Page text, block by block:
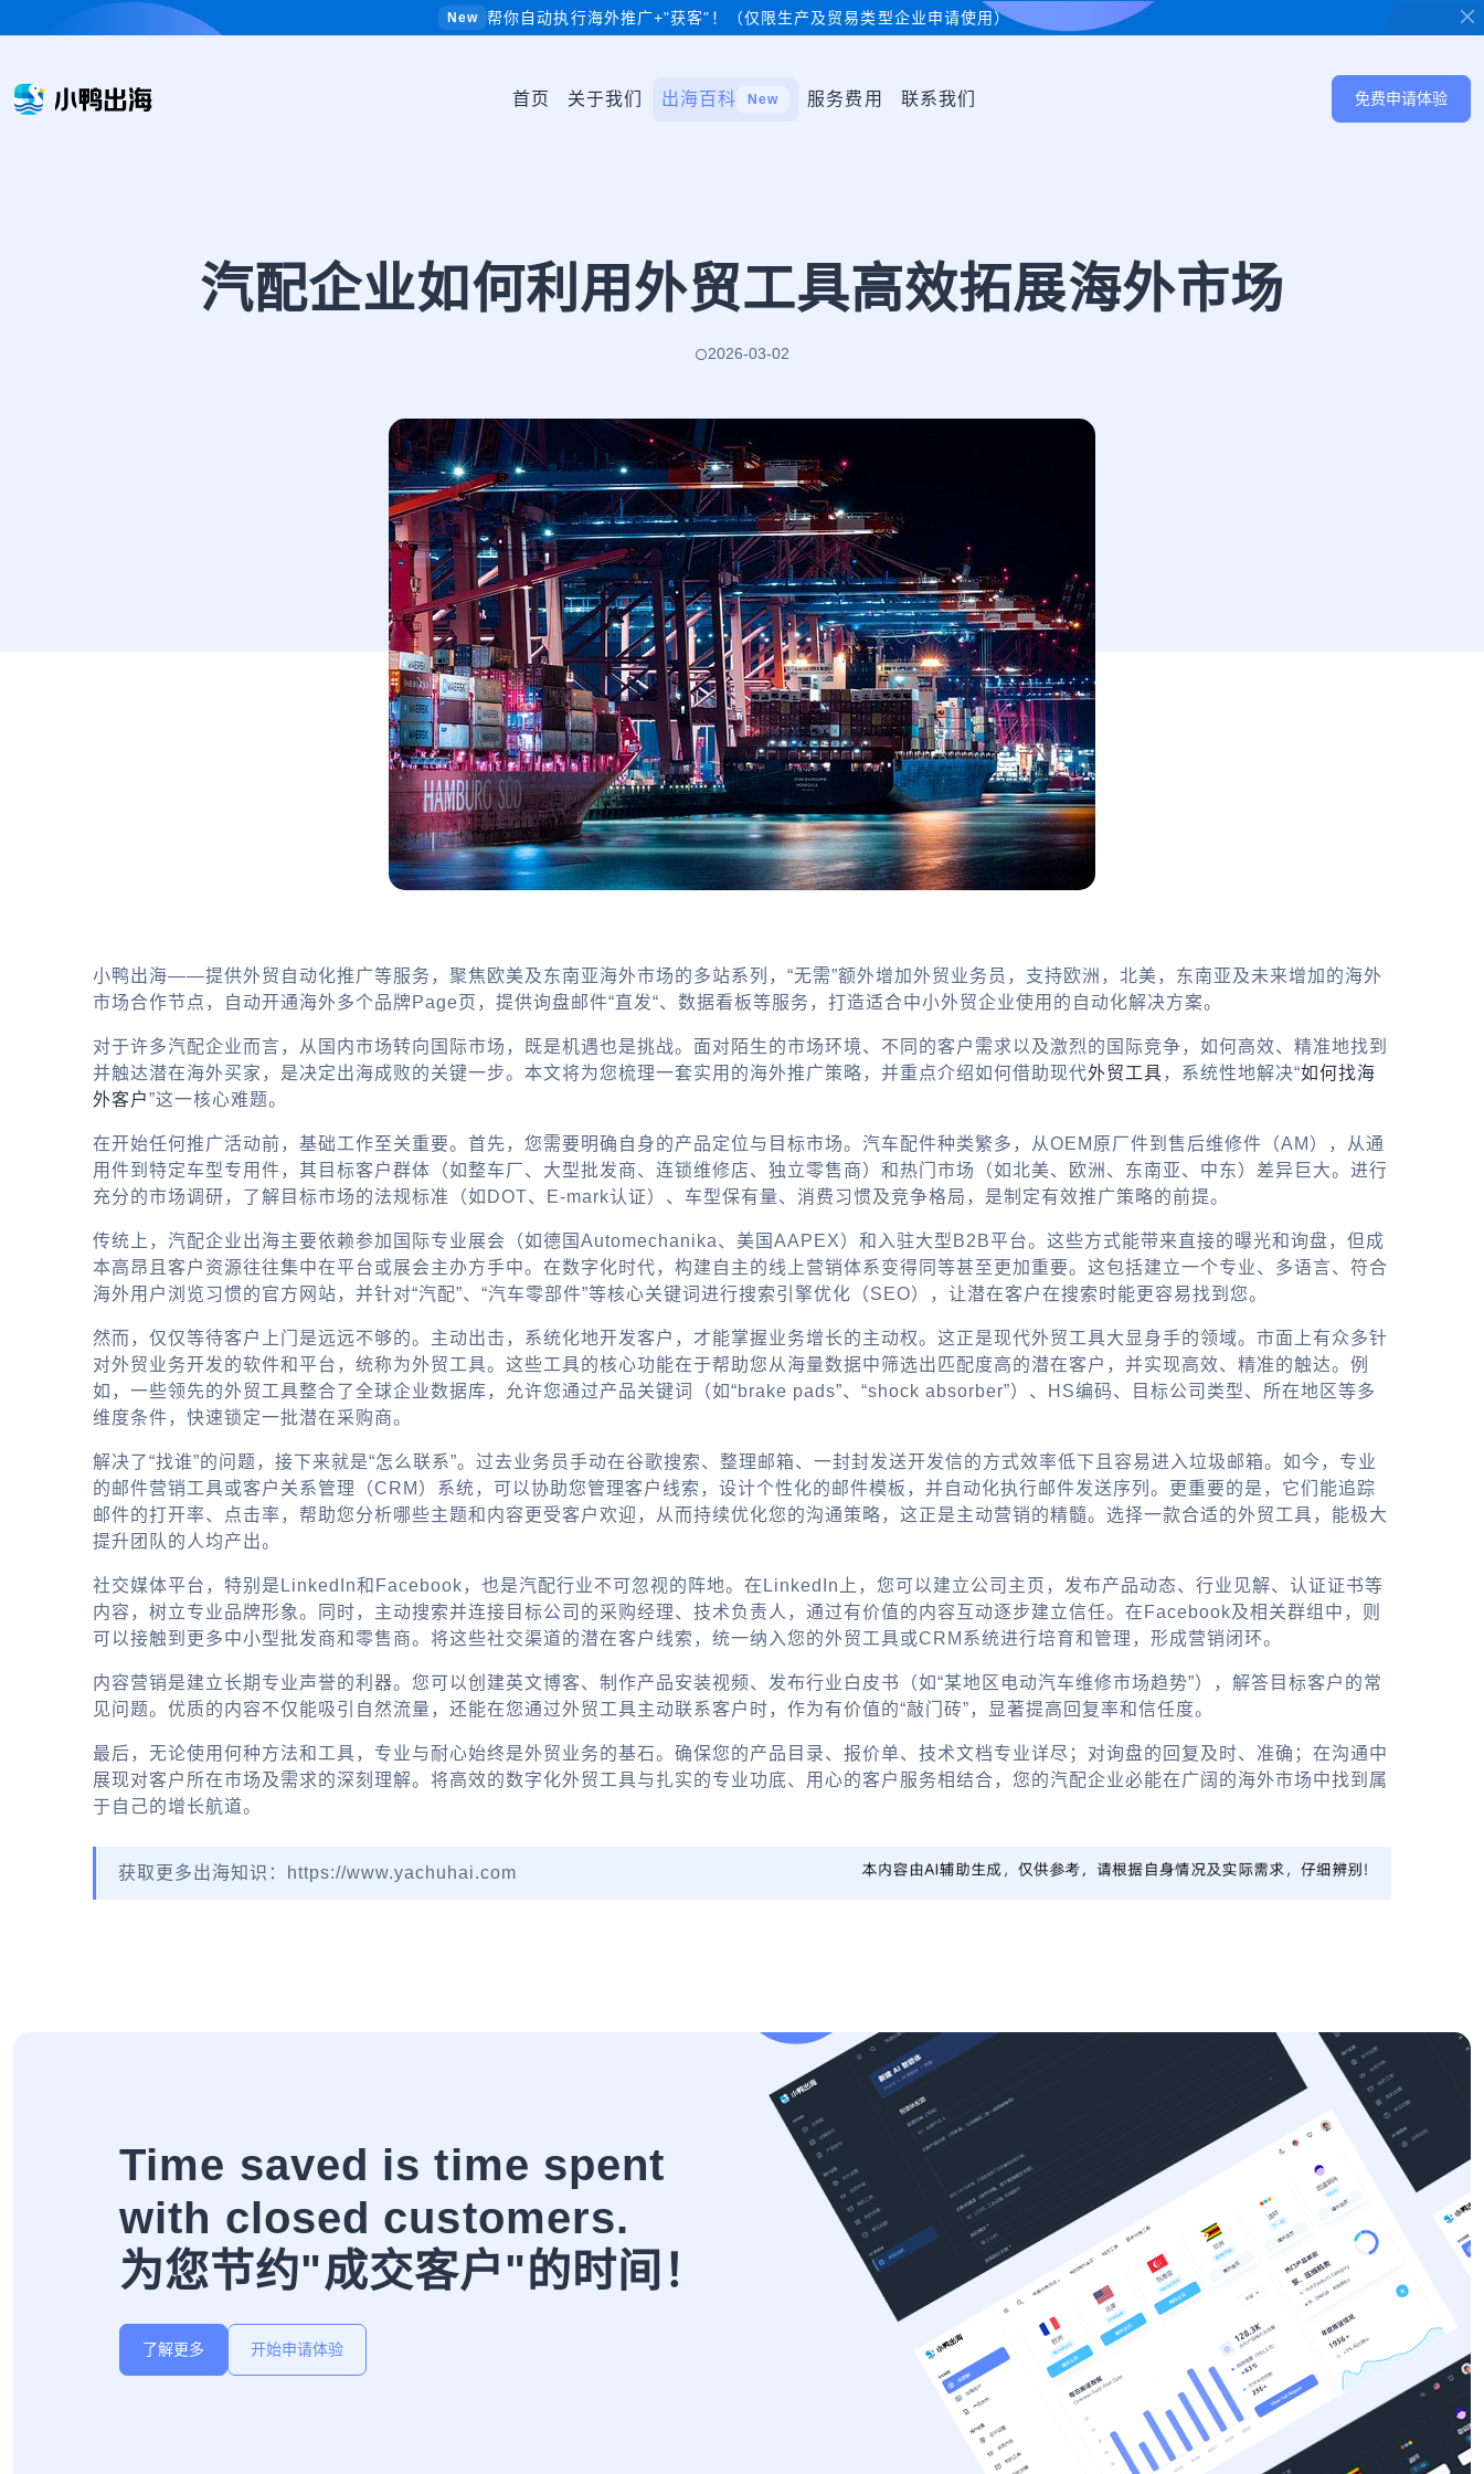
New 帮你自动执行海外推广+"获客"！（仅限生产及贸易类型企业申请使用）
首页 关于我们 出海百科 New 服务费用 联系我们 免费申请体验
汽配企业如何利用外贸工具高效拓展海外市场
2026-03-02
小鸭出海——提供外贸自动化推广等服务，聚焦欧美及东南亚海外市场的多站系列，“无需”额外增加外贸业务员，支持欧洲，北美，东南亚及未来增加的海外
市场合作节点，自动开通海外多个品牌Page页，提供询盘邮件“直发“、数据看板等服务，打造适合中小外贸企业使用的自动化解决方案。
对于许多汽配企业而言，从国内市场转向国际市场，既是机遇也是挑战。面对陌生的市场环境、不同的客户需求以及激烈的国际竞争，如何高效、精准地找到
并触达潜在海外买家，是决定出海成败的关键一步。本文将为您梳理一套实用的海外推广策略，并重点介绍如何借助现代外贸工具 ，系统性地解决“如何找海
外客户”这一核心难题。
在开始任何推广活动前，基础工作至关重要。首先，您需要明确自身的产品定位与目标市场。汽车配件种类繁多，从OEM原厂件到售后维修件（AM），从通
用件到特定车型专用件，其目标客户群体（如整车厂、大型批发商、连锁维修店、独立零售商）和热门市场（如北美、欧洲、东南亚、中东）差异巨大。进行
充分的市场调研，了解目标市场的法规标准（如DOT、E-mark认证）、车型保有量、消费习惯及竞争格局，是制定有效推广策略的前提。
传统上，汽配企业出海主要依赖参加国际专业展会（如德国Automechanika、美国AAPEX）和入驻大型B2B平台。这些方式能带来直接的曝光和询盘，但成
本高昂且客户资源往往集中在平台或展会主办方手中。在数字化时代，构建自主的线上营销体系变得同等甚至更加重要。这包括建立一个专业、多语言、符合
海外用户浏览习惯的官方网站，并针对“汽配”、“汽车零部件”等核心关键词进行搜索引擎优化（SEO），让潜在客户在搜索时能更容易找到您。
然而，仅仅等待客户上门是远远不够的。主动出击，系统化地开发客户，才能掌握业务增长的主动权。这正是现代外贸工具大显身手的领域。市面上有众多针
对外贸业务开发的软件和平台，统称为外贸工具。这些工具的核心功能在于帮助您从海量数据中筛选出匹配度高的潜在客户，并实现高效、精准的触达。例
如，一些领先的外贸工具整合了全球企业数据库，允许您通过产品关键词（如“brake pads”、“shock absorber”）、HS编码、目标公司类型、所在地区等多
维度条件，快速锁定一批潜在采购商。
解决了“找谁”的问题，接下来就是“怎么联系”。过去业务员手动在谷歌搜索、整理邮箱、一封封发送开发信的方式效率低下且容易进入垃圾邮箱。如今，专业
的邮件营销工具或客户关系管理（CRM）系统，可以协助您管理客户线索，设计个性化的邮件模板，并自动化执行邮件发送序列。更重要的是，它们能追踪
邮件的打开率、点击率，帮助您分析哪些主题和内容更受客户欢迎，从而持续优化您的沟通策略，这正是主动营销的精髓。选择一款合适的外贸工具，能极大
提升团队的人均产出。
社交媒体平台，特别是LinkedIn和Facebook，也是汽配行业不可忽视的阵地。在LinkedIn上，您可以建立公司主页，发布产品动态、行业见解、认证证书等
内容，树立专业品牌形象。同时，主动搜索并连接目标公司的采购经理、技术负责人，通过有价值的内容互动逐步建立信任。在Facebook及相关群组中，则
可以接触到更多中小型批发商和零售商。将这些社交渠道的潜在客户线索，统一纳入您的外贸工具或CRM系统进行培育和管理，形成营销闭环。
内容营销是建立长期专业声誉的利器。您可以创建英文博客、制作产品安装视频、发布行业白皮书（如“某地区电动汽车维修市场趋势”），解答目标客户的常
见问题。优质的内容不仅能吸引自然流量，还能在您通过外贸工具主动联系客户时，作为有价值的“敲门砖”，显著提高回复率和信任度。
最后，无论使用何种方法和工具，专业与耐心始终是外贸业务的基石。确保您的产品目录、报价单、技术文档专业详尽；对询盘的回复及时、准确；在沟通中
展现对客户所在市场及需求的深刻理解。将高效的数字化外贸工具与扎实的专业功底、用心的客户服务相结合，您的汽配企业必能在广阔的海外市场中找到属
于自己的增长航道。
获取更多出海知识：https://www.yachuhai.com
Time saved is time spent
with closed customers.
为您节约"成交客户"的时间！
了解更多 开始申请体验